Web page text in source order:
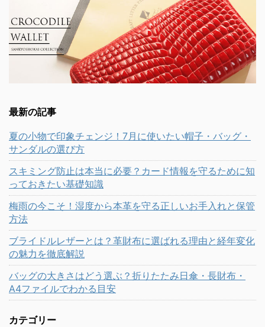
最新の記事
夏の小物で印象チェンジ！7月に使いたい帽子・バッグ・
サンダルの選び方
スキミング防止は本当に必要？カード情報を守るために知
っておきたい基礎知識
梅雨の今こそ！湿度から本革を守る正しいお手入れと保管
方法
ブライドルレザーとは？革財布に選ばれる理由と経年変化
の魅力を徹底解説
バッグの大きさはどう選ぶ？折りたたみ日傘・長財布・
A4ファイルでわかる目安
カテゴリー